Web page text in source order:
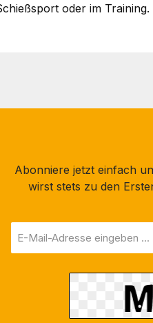
oder im Training.
Abonniere jetzt einfach
wirst stets zu den
Mail-